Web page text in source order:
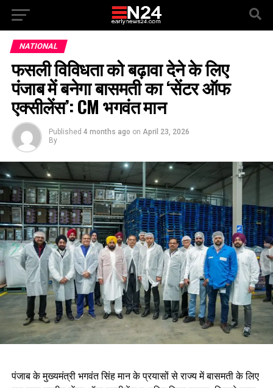
NATIONAL
फसली विविधता को बढ़ावा देने के लिए
पंजाब में बनेगा बासमती का ‘सेंटर ऑफ
एक्सीलेंस’: CM भगवंत मान
Published 4 months ago on April 23, 2026
By
पंजाब के मुख्यमंत्री भगवंत सिंह मान के प्रयासों से राज्य में बासमती के लिए